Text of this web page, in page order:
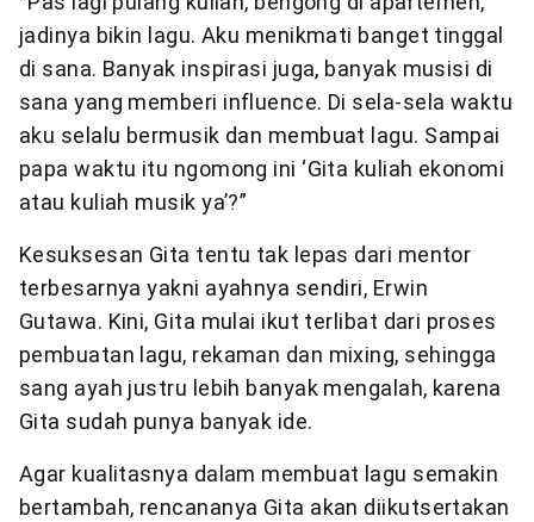
jadinya bikin lagu. Aku menikmati banget tinggal
di sana. Banyak inspirasi juga, banyak musisi di
sana yang memberi influence. Di sela-sela waktu
aku selalu bermusik dan membuat lagu. Sampai
papa waktu itu ngomong ini ‘Gita kuliah ekonomi
atau kuliah musik ya’?”
Kesuksesan Gita tentu tak lepas dari mentor
terbesarnya yakni ayahnya sendiri, Erwin
Gutawa. Kini, Gita mulai ikut terlibat dari proses
pembuatan lagu, rekaman dan mixing, sehingga
sang ayah justru lebih banyak mengalah, karena
Gita sudah punya banyak ide.
Agar kualitasnya dalam membuat lagu semakin
bertambah, rencananya Gita akan diikutsertakan